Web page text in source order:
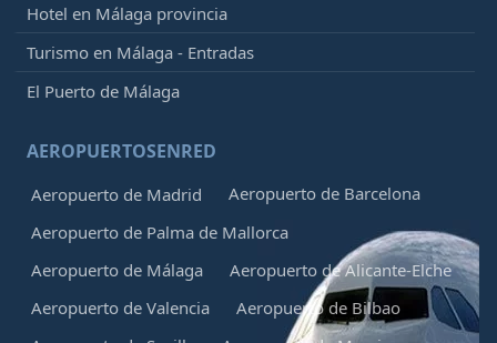
Hotel en Málaga provincia
Turismo en Málaga - Entradas
El Puerto de Málaga
AEROPUERTOSENRED
Aeropuerto de Madrid
Aeropuerto de Barcelona
Aeropuerto de Palma de Mallorca
Aeropuerto de Málaga
Aeropuerto de Alicante-Elche
Aeropuerto de Valencia
Aeropuerto de Bilbao